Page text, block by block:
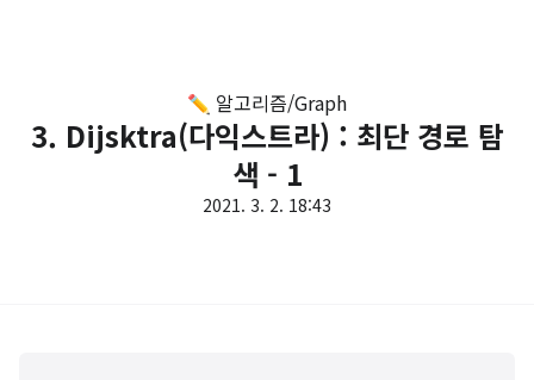
✏️ 알고리즘/Graph
3. Dijsktra(다익스트라) : 최단 경로 탐
색 - 1
2021. 3. 2. 18:43